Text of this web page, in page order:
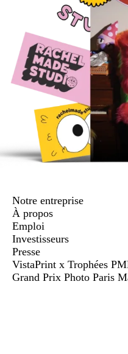
Notre entreprise
À propos
Emploi
Investisseurs
Presse
VistaPrint x Trophées
Grand Prix Photo Paris